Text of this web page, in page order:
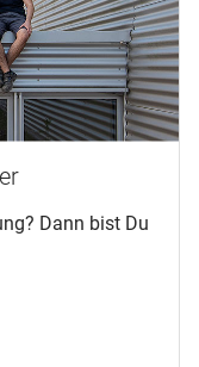
Dann bist Du